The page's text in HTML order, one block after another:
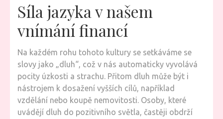
Síla jazyka v našem
vnímání financí
Na každém rohu tohoto kultury se setkáváme se
slovy jako „dluh“, což v nás automaticky vyvolává
pocity úzkosti a strachu. Přitom dluh může být i
nástrojem k dosažení vyšších cílů, například
vzdělání nebo koupě nemovitosti. Osoby, které
uvádějí dluh do pozitivního světla, častěji obdrží